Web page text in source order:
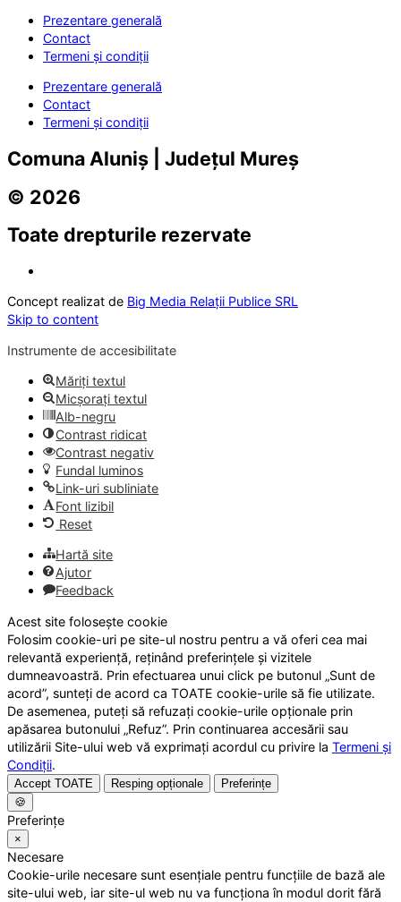
Prezentare generală
Contact
Termeni și condiții
Prezentare generală
Contact
Termeni și condiții
Comuna Aluniș | Județul Mureș
© 2026
Toate drepturile rezervate
Concept realizat de Big Media Relații Publice SRL
Skip to content
Instrumente de accesibilitate
Măriți textul
Micșorați textul
Alb-negru
Contrast ridicat
Contrast negativ
Fundal luminos
Link-uri subliniate
Font lizibil
Reset
Hartă site
Ajutor
Feedback
Acest site folosește cookie
Folosim cookie-uri pe site-ul nostru pentru a vă oferi cea mai
relevantă experiență, reținând preferințele și vizitele
dumneavoastră. Prin efectuarea unui click pe butonul „Sunt de
acord”, sunteți de acord ca TOATE cookie-urile să fie utilizate.
De asemenea, puteți să refuzați cookie-urile opționale prin
apăsarea butonului „Refuz”. Prin continuarea accesării sau
utilizării Site-ului web vă exprimați acordul cu privire la Termeni și
Condiții.
Accept TOATE Resping opționale
Preferințe
🍪
Preferințe
×
Necesare
Cookie-urile necesare sunt esențiale pentru funcțiile de bază ale
site-ului web, iar site-ul web nu va funcționa în modul dorit fără